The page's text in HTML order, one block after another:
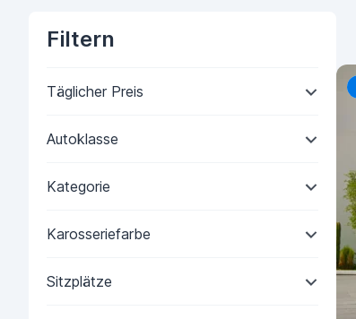
Filtern
Täglicher Preis
Autoklasse
Kategorie
Karosseriefarbe
Sitzplätze